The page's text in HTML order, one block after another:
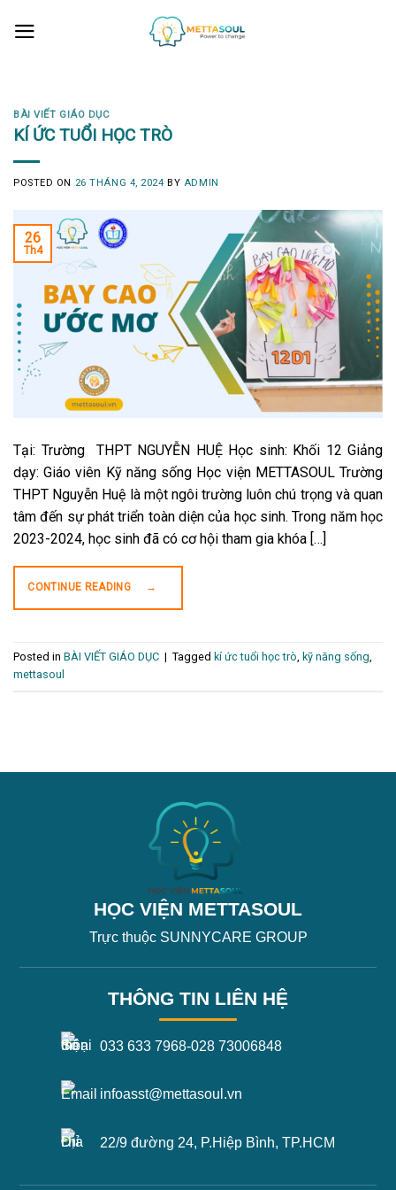
BÀI VIẾT GIÁO DỤC
KÍ ỨC TUỔI HỌC TRÒ
POSTED ON 26 THÁNG 4, 2024 BY ADMIN
26
Th4
Tại: Trường THPT NGUYỄN HUỆ Học sinh: Khối 12 Giảng
dạy: Giáo viên Kỹ năng sống Học viện METTASOUL Trường
THPT Nguyễn Huệ là một ngôi trường luôn chú trọng và quan
tâm đến sự phát triển toàn diện của học sinh. Trong năm học
2023-2024, học sinh đã có cơ hội tham gia khóa […]
CONTINUE READING →
Posted in BÀI VIẾT GIÁO DỤC | Tagged kí ức tuổi học trò, kỹ năng sống,
mettasoul
HỌC VIỆN METTASOUL
Trực thuộc SUNNYCARE GROUP
THÔNG TIN LIÊN HỆ
033 633 7968-028 73006848
infoasst@mettasoul.vn
22/9 đường 24, P.Hiệp Bình, TP.HCM